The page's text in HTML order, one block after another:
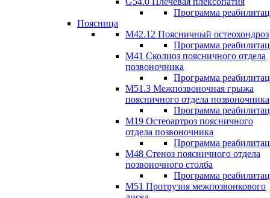
Программа
Поясница
М42.12 Поясничный остеохондроз
Программа
М41 Сколиоз поясничного отдела
позвоночника
Программа
M51.3 Межпозвоночная грыжа
поясничного отдела позвоночника
Программа
М19 Остеоартроз поясничного
отдела позвоночника
Программа
M48 Стеноз поясничного отдела
позвоночного столба
Программа
М51 Протрузия межпозвонкового